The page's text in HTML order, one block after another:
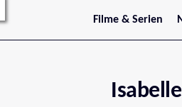
Filme & Serien
Trailer
Serienarchiv